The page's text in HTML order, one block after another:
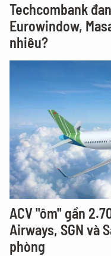
Techcombank
Eurowindow,
nhiêu?
ACV "ôm" gần
Airways, SGN và
phòng